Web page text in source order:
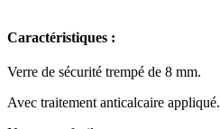
Caractéristiques :
Verre de sécurité trempé de 8 mm.
Avec traitement anticalcaire appliqué.